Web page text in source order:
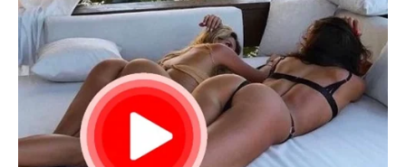
Na ljubavnom planu očekuje vas prijatan razgovor i
mnogo lepih emocija.
Ne odbijajte poziv koji danas dobijete.
Jarac